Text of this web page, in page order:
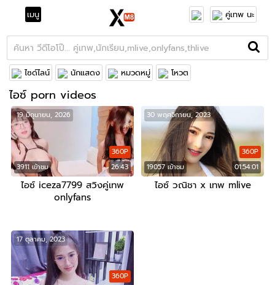
เมนู คู่เทพ นะ
ไซด์ไลน์ นักแสดง หมวดหมู่ โหวต
ไอซ์ porn videos
3911 เข้าชม 26:43
360P
19 มิถุนายน, 2026
ไอซ์ iceza7799 สวิงคู่เทพ
onlyfans
19057 เข้าชม 01:54:01
360P
30 พฤศจิกายน, 2023
ไอซ์ วณิชา x เทพ mlive
360P
17 ตุลาคม, 2023